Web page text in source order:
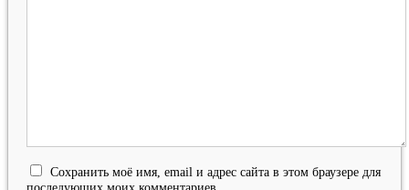
Сохранить моё имя, email и адрес сайта в этом браузере для